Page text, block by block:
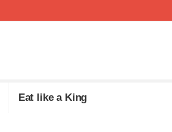
Eat like a King